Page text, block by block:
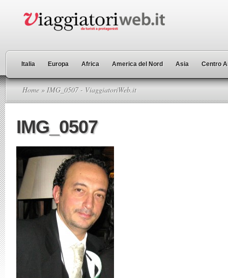
Italia Europa Africa America del Nord Asia Centro
Home » IMG_0507 - ViaggiatoriWeb.it
IMG_0507